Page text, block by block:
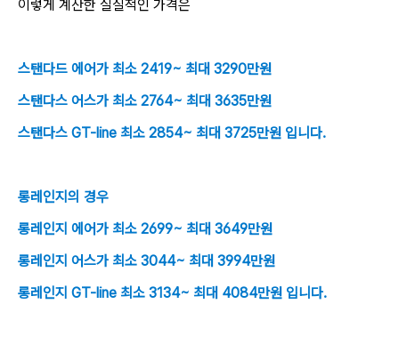
이렇게 계산한 실질적인 가격은
스탠다드 에어가 최소 2419~ 최대 3290만원
스탠다스 어스가 최소 2764~ 최대 3635만원
스탠다스 GT-line 최소 2854~ 최대 3725만원 입니다.
롱레인지의 경우
롱레인지 에어가 최소 2699~ 최대 3649만원
롱레인지 어스가 최소 3044~ 최대 3994만원
롱레인지 GT-line 최소 3134~ 최대 4084만원 입니다.